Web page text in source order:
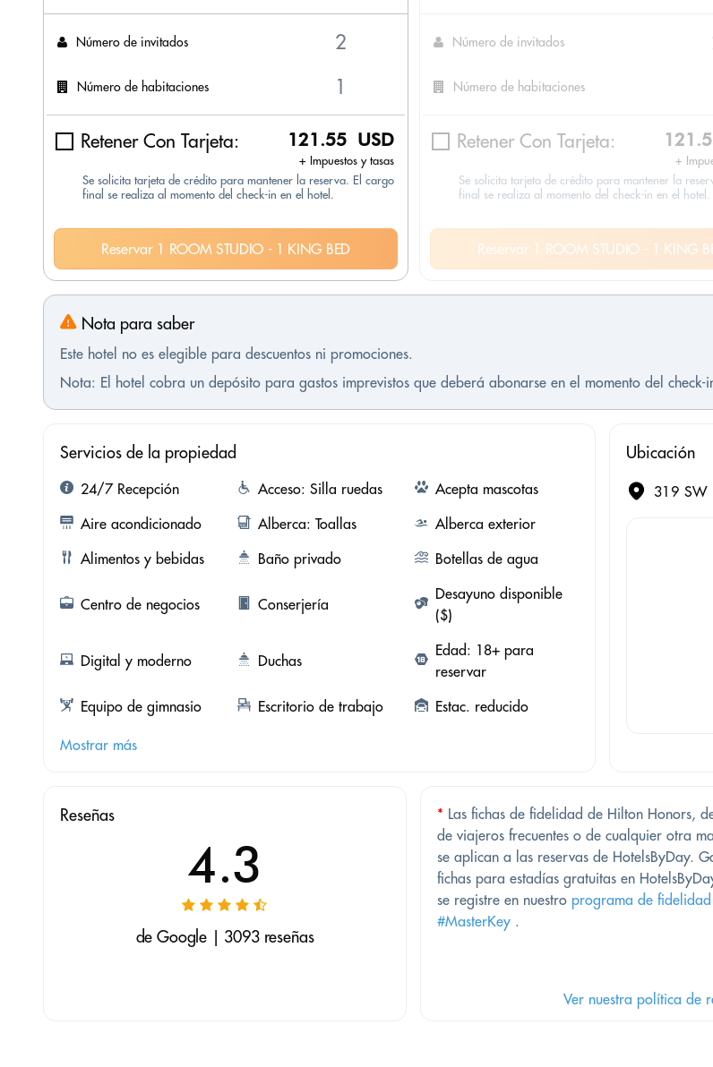
Número de invitados
Número de habitaciones
Retener Con Tarjeta: 121.55 USD
+ Impuestos y tasas
Se solicita tarjeta de crédito para mantener la reserva. El cargo
final se realiza al momento del check-in en el hotel.
Reservar 1 ROOM STUDIO - 1 KING BED
Número de invitados
Número de habitaciones
Retener Con Tarjeta:
+
Se solicita tarjeta de crédito para mantener la
final se realiza al momento del check-in en el hotel.
Reservar 1 ROOM STUDIO - 1 KING
Nota para saber
Este hotel no es elegible para descuentos ni promociones.
Nota: El hotel cobra un depósito para gastos imprevistos que deberá abonarse en el momento del
Servicios de la propiedad
24/7 Recepción Acceso: Silla ruedas
Acepta mascotas
Aire acondicionado
Alberca: Toallas
Alberca exterior
Alimentos y bebidas
Baño privado Botellas de agua
Centro de negocios Conserjería
Desayuno disponible
($)
Digital y moderno Duchas
Edad: 18+ para
reservar
Equipo de gimnasio
Escritorio de trabajo Estac. reducido
Mostrar más
Ubicación
319 SW
Reseñas
4.3
de Google | 3093 reseñas
* Las fichas de fidelidad de Hilton Honors,
de viajeros frecuentes o de cualquier otra
se aplican a las reservas de HotelsByDay.
fichas para estadías gratuitas en
se registre en nuestro programa de fidelidad
#MasterKey .
Ver nuestra política de